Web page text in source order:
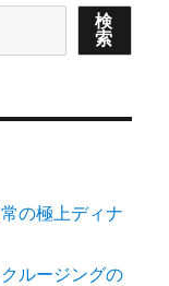
検
索
の極上ディナ
ルージングの